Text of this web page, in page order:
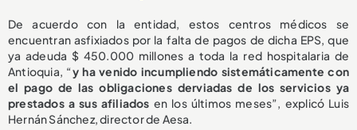
De acuerdo con la entidad, estos centros médicos se
encuentran asfixiados por la falta de pagos de dicha EPS, que
ya adeuda $ 450.000 millones a toda la red hospitalaria de
Antioquia, “y ha venido incumpliendo sistemáticamente con
el pago de las obligaciones derviadas de los servicios ya
prestados a sus afiliados en los últimos meses”, explicó Luis
Hernán Sánchez, director de Aesa.